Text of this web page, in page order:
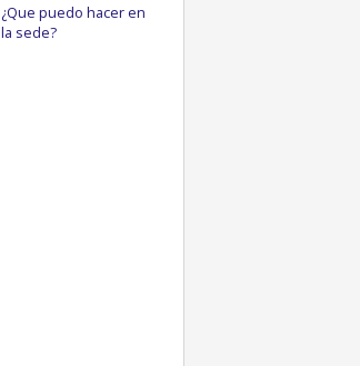
¿Que puedo hacer en
la sede?